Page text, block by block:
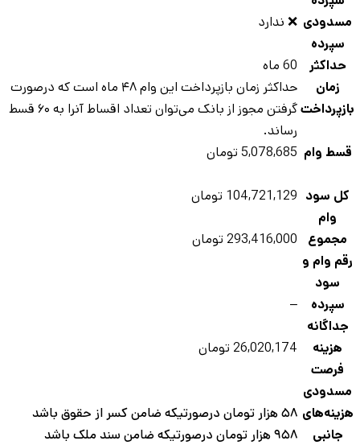
سپرده
❌ ندارد
حداکثر
زمان
60 ماه
حداکثر زمان بازپرداخت این وام ۴۸ ماه است که درصورت
گرفتن مجوز از بانک می‌توان تعداد اقساط آنرا به ۶۰ قسط
رساند.
وام 5,078,685 تومان
کل سود
وام
104,721,129 تومان
مجموع
وام و
سود
293,416,000 تومان
سپرده
جداگانه
هزینه
فرصت
26,020,174 تومان
جانبی
۵۸ هزار تومان درصورتیکه ضامن کسر از حقوق باشد
۹۵۸ هزار تومان درصورتیکه ضامن سند ملک باشد